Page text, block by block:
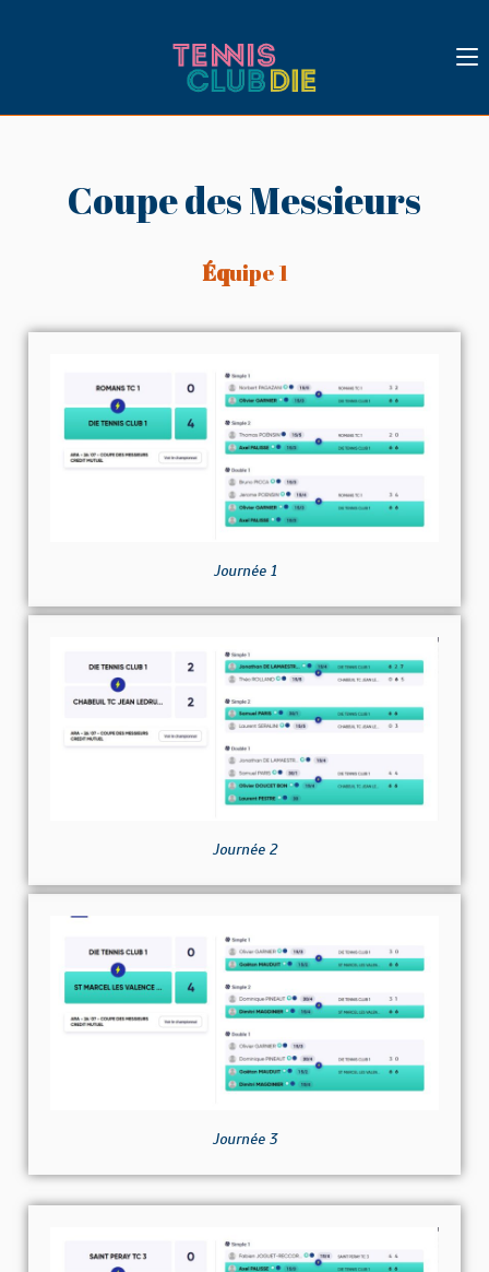
Coupe des Messieurs
Équipe 1
Journée 1
Journée 2
Journée 3